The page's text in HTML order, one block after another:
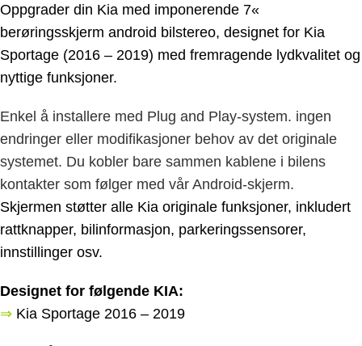
Oppgrader din Kia med imponerende 7«
berøringsskjerm android bilstereo, designet for Kia
Sportage (2016 – 2019) med fremragende lydkvalitet og
nyttige funksjoner.
Enkel å installere med Plug and Play-system. ingen
endringer eller modifikasjoner behov av det originale
systemet. Du kobler bare sammen kablene i bilens
kontakter som følger med vår Android-skjerm.
Skjermen støtter alle Kia originale funksjoner, inkludert
rattknapper, bilinformasjon, parkeringssensorer,
innstillinger osv.
Designet for følgende KIA:
⇒ Kia Sportage 2016 – 2019